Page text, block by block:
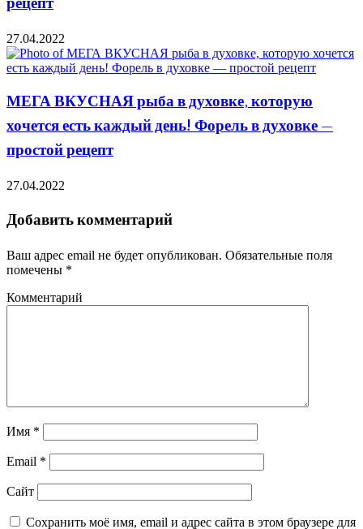
27.04.2022
МЕГА ВКУСНАЯ рыба в духовке, которую
хочется есть каждый день! Форель в духовке —
простой рецепт
27.04.2022
Добавить комментарий
Ваш адрес email не будет опубликован. Обязательные поля
помечены *
Комментарий
Имя *
Email *
Сайт
Сохранить моё имя, email и адрес сайта в этом браузере для